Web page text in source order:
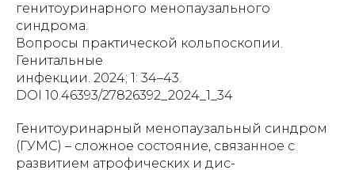
генитоуринарного менопаузального
синдрома.
Вопросы практической кольпоскопии.
Генитальные
инфекции. 2024; 1: 34–43.
DOI 10.46393/27826392_2024_1_34
Генитоуринарный менопаузальный синдром
(ГУМС) – сложное состояние, связанное с
развитием атрофических и дис-